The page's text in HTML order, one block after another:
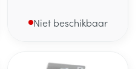
Niet beschikbaar